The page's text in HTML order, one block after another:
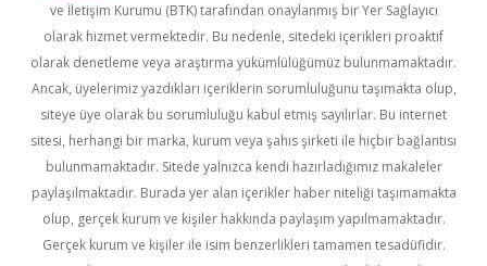
ve İletişim Kurumu (BTK) tarafından onaylanmış bir Yer Sağlayıcı
olarak hizmet vermektedir. Bu nedenle, sitedeki içerikleri proaktif
olarak denetleme veya araştırma yükümlülüğümüz bulunmamaktadır.
Ancak, üyelerimiz yazdıkları içeriklerin sorumluluğunu taşımakta olup,
siteye üye olarak bu sorumluluğu kabul etmiş sayılırlar. Bu internet
sitesi, herhangi bir marka, kurum veya şahıs şirketi ile hiçbir bağlantısı
bulunmamaktadır. Sitede yalnızca kendi hazırladığımız makaleler
paylaşılmaktadır. Burada yer alan içerikler haber niteliği taşımamakta
olup, gerçek kurum ve kişiler hakkında paylaşım yapılmamaktadır.
Gerçek kurum ve kişiler ile isim benzerlikleri tamamen tesadüfidir.